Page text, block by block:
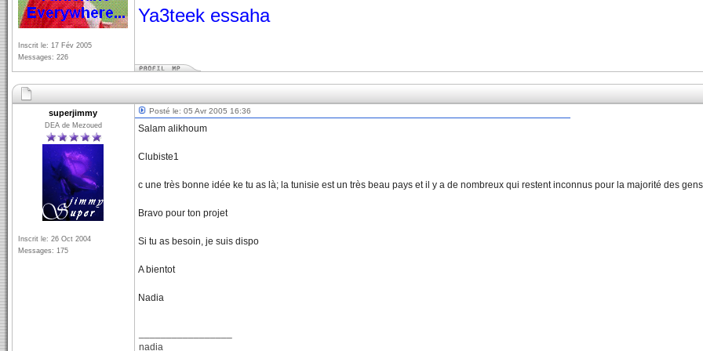
Inscrit le: 17 Fév 2005
Messages: 226
Ya3teek essaha
superjimmy
DEA de Mezoued
Inscrit le: 26 Oct 2004
Messages: 175
Posté le: 05 Avr 2005 16:36
Salam alikhoum
Clubiste1
c une très bonne idée ke tu as là; la tunisie est un très beau pays et il y a de nombreux qui restent inconnus pour la majorité des
Bravo pour ton projet
Si tu as besoin, je suis dispo
A bientot
Nadia
nadia